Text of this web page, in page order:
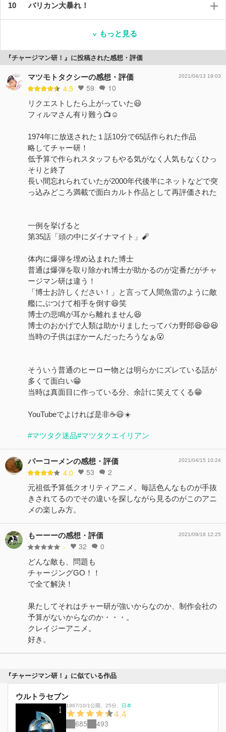
バリカン大暴れ！
もっと見る
『チャージマン研！』に投稿された感想・評価
マツモトタクシーの感想・評価
4.5 59 10
2021/04/13 19:03
リクエストしたら上がっていた😃
フィルマさん有り難う📺☺️
1974年に放送された１話10分で65話作られた作品
略してチャー研！
低予算で作られスタッフもやる気がなく人気もなくひっ
そりと終了
長い間忘れられていたが2000年代後半にネットなどで突
っ込みどころ満載で面白カルト作品として再評価された
一例を挙げると
第35話「頭の中にダイナマイト」🧨
体内に爆弾を埋め込まれた博士
普通は爆弾を取り除かれ博士が助かるのが定番だがチャ
ージマン研は違う！
「博士お許しください！」と言って人間魚雷のように敵
艦にぶつけて相手を倒す😆笑
博士の悲鳴が耳から離れません😆
博士のおかげで人類は助かりましたってバカ野郎😆😆😆
当時の子供はぽかーんだったろうなぁ😮
そういう普通のヒーロー物とは明らかにズレている話が
多くて面白い😁
当時は真面目に作っている分、余計に笑えてくる😁
YouTubeでよければ是非☕😃☀️
#マツタク迷品#マツタクエイリアン
パーコーメンの感想・評価
4.0 53 2
2021/04/15 10:24
元祖低予算低クオリティアニメ。毎話色んなものが手抜
きされてるのでその違いを探しながら見るのがこのアニ
メの楽しみ方。
もーーーの感想・評価
- 32 0
2021/09/18 12:25
どんな敵も、問題も
チャージングGO！！
で全て解決！
果たしてそれはチャー研が強いからなのか、制作会社の
予算がないからなのか・・・。
クレイジーアニメ。
好き。
『チャージマン研！』に似ている作品
ウルトラセブン
1967/10/1公開 25分 日本
4.4
685 493